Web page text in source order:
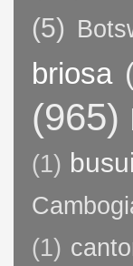
(5)
briosa
(965)
(1)
(1)